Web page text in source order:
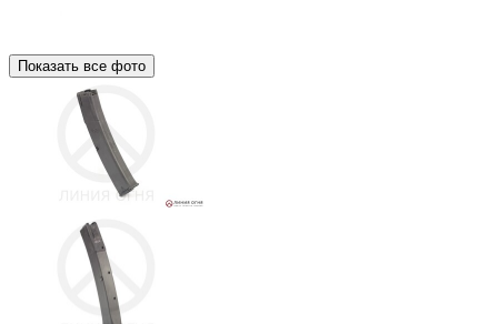
Показать все фото